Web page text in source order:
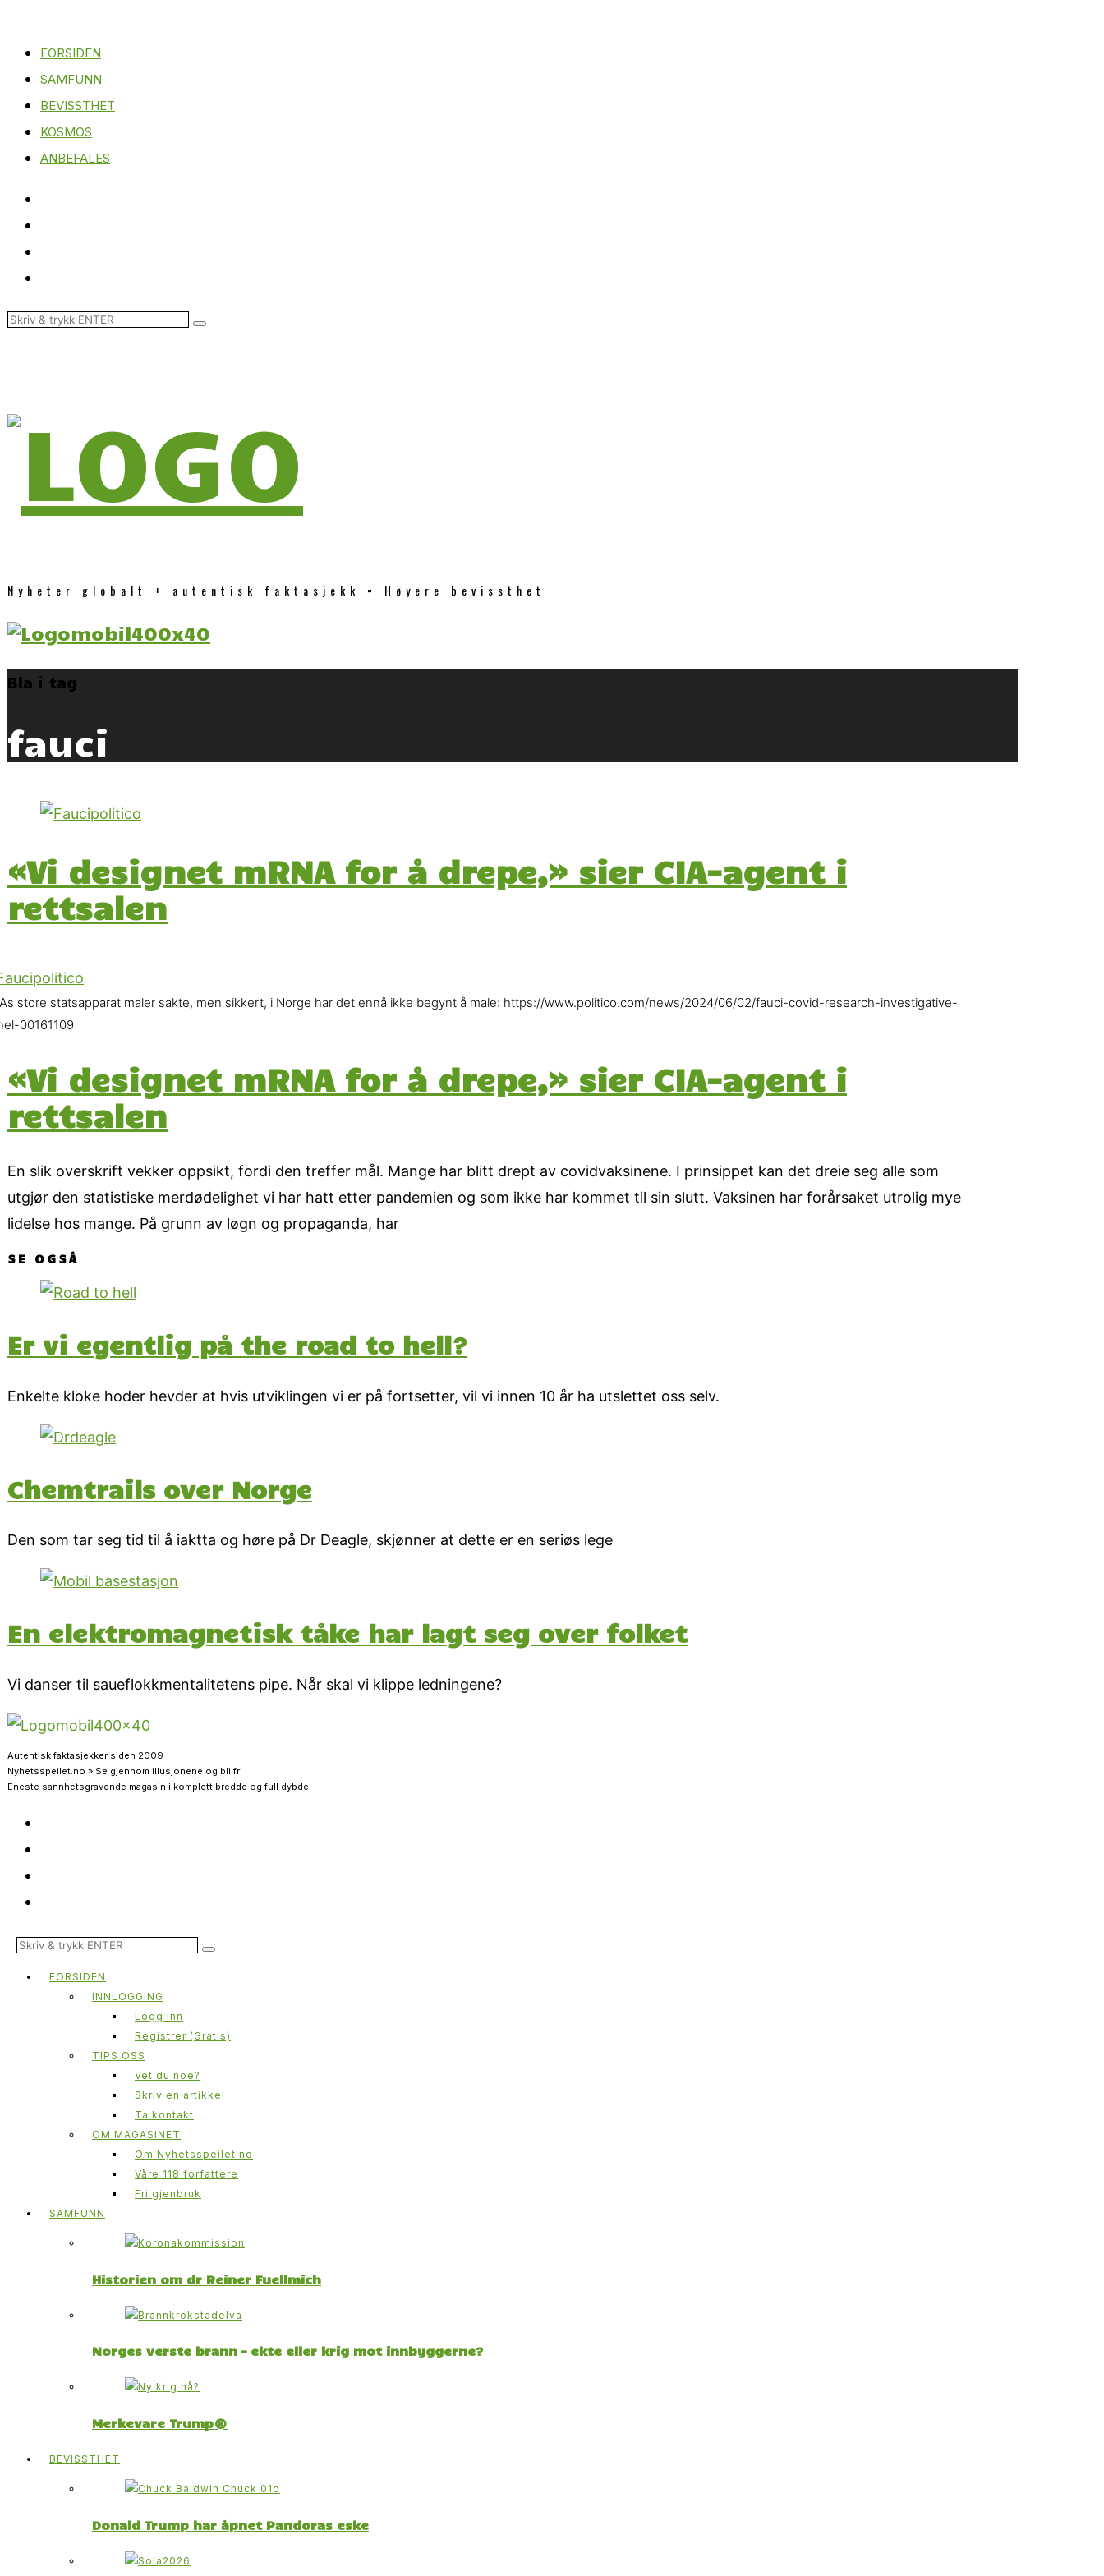
FORSIDEN
SAMFUNN
BEVISSTHET
KOSMOS
ANBEFALES
Nyheter globalt + autentisk faktasjekk = Høyere bevissthet
Bla i tag
fauci
«Vi designet mRNA for å drepe,» sier CIA-agent i
rettsalen
store statsapparat maler sakte, men sikkert, i Norge har det ennå ikke begynt å male: https://www.politico.com/news/2024/06/02/fauci-covid-research-investigative-
00161109
«Vi designet mRNA for å drepe,» sier CIA-agent i
rettsalen
En slik overskrift vekker oppsikt, fordi den treffer mål. Mange har blitt drept av covidvaksinene. I prinsippet kan det dreie seg alle som
utgjør den statistiske merdødelighet vi har hatt etter pandemien og som ikke har kommet til sin slutt. Vaksinen har forårsaket utrolig mye
lidelse hos mange. På grunn av løgn og propaganda, har
SE OGSÅ
Er vi egentlig på the road to hell?
Enkelte kloke hoder hevder at hvis utviklingen vi er på fortsetter, vil vi innen 10 år ha utslettet oss selv.
Chemtrails over Norge
Den som tar seg tid til å iaktta og høre på Dr Deagle, skjønner at dette er en seriøs lege
En elektromagnetisk tåke har lagt seg over folket
Vi danser til saueflokkmentalitetens pipe. Når skal vi klippe ledningene?
Autentisk faktasjekker siden 2009
Nyhetsspeilet.no » Se gjennom illusjonene og bli fri
Eneste sannhetsgravende magasin i komplett bredde og full dybde
FORSIDEN
INNLOGGING
Logg inn
Registrer (Gratis)
TIPS OSS
Vet du noe?
Skriv en artikkel
Ta kontakt
OM MAGASINET
Om Nyhetsspeilet.no
Våre 118 forfattere
Fri gjenbruk
SAMFUNN
Historien om dr Reiner Fuellmich
Norges verste brann – ekte eller krig mot innbyggerne?
Merkevare Trump®
BEVISSTHET
Donald Trump har åpnet Pandoras eske